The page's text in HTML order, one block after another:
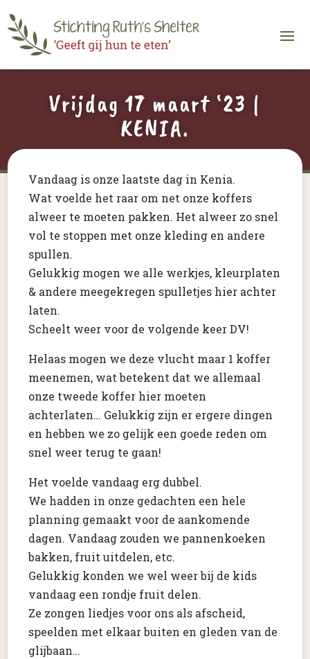
Vrijdag 17 maart ‘23 |
KENIA.
Vandaag is onze laatste dag in Kenia.
Wat voelde het raar om net onze koffers
alweer te moeten pakken. Het alweer zo snel
vol te stoppen met onze kleding en andere
spullen.
Gelukkig mogen we alle werkjes, kleurplaten
& andere meegekregen spulletjes hier achter
laten.
Scheelt weer voor de volgende keer DV!
Helaas mogen we deze vlucht maar 1 koffer
meenemen, wat betekent dat we allemaal
onze tweede koffer hier moeten
achterlaten… Gelukkig zijn er ergere dingen
en hebben we zo gelijk een goede reden om
snel weer terug te gaan!
Het voelde vandaag erg dubbel.
We hadden in onze gedachten een hele
planning gemaakt voor de aankomende
dagen. Vandaag zouden we pannenkoeken
bakken, fruit uitdelen, etc.
Gelukkig konden we wel weer bij de kids
vandaag een rondje fruit delen.
Ze zongen liedjes voor ons als afscheid,
speelden met elkaar buiten en gleden van de
glijbaan…